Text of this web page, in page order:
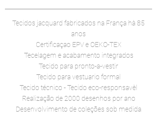
Tecidos jacquard fabricados na França hà 85
anos
Certificaçao EPV e OEKO-TEX
Tecelagem e acabamento integrados
Tecido para pronto-a-vestir
Tecido para vestuario formal
Tecido técnico -Tecido eco-responsavèl
Realização de 2000 desenhos por ano
Desenvolvimento de coleções sob medida